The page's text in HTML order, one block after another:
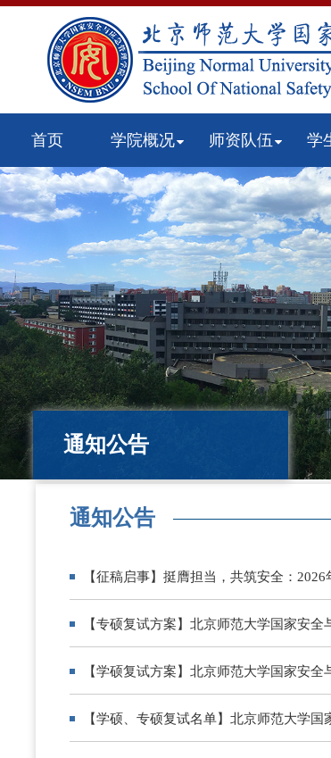
首页 学院概况 师资队伍 学
通知公告
通知公告
【征稿启事】挺膺担当，共筑安全：
【专硕复试方案】北京师范大学国家安
【学硕复试方案】北京师范大学国家安
【学硕、专硕复试名单】北京师范大学